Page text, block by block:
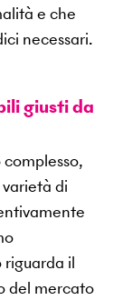
e che
necessari.
giusti da
di
il
del mercato